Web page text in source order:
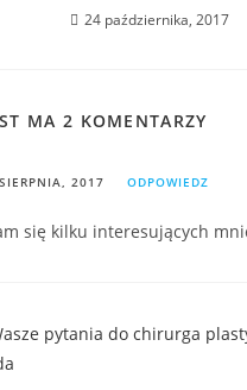
24 października, 2017
MA 2 KOMENTARZY
2017 ODPOWIEDZ
się kilku interesujących
pytania do chirurga